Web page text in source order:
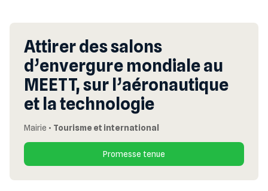
Attirer des salons
d’envergure mondiale au
MEETT, sur l’aéronautique
et la technologie
Mairie • Tourisme et international
Promesse tenue